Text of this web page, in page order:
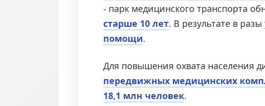
- парк медицинского транспорта
старше 10 лет. В результате в
помощи.
Для повышения охвата населения
передвижных медицинских
18,1 млн человек.